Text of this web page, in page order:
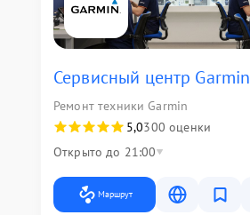
Сервисный центр Garmin
Ремонт техники Garmin
5,0300 оценки
Открыто до 21:00
Маршрут